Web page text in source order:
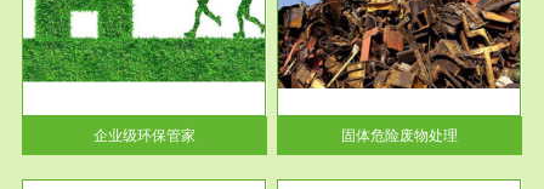
企业级环保管家
固体危险废物处理
固体废物解释：固体废物是指人
们在生产建设、日常生活和其他
活动中...
固体危险废物处理